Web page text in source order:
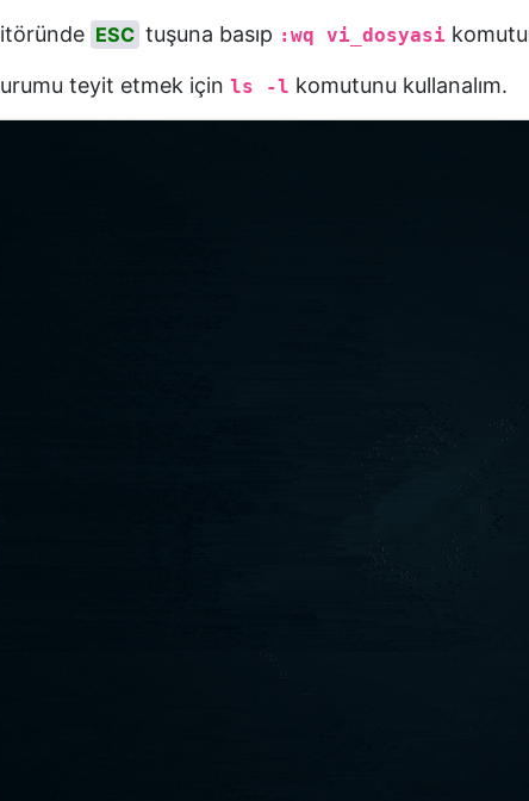
ESC tuşuna basıp :wq vi_dosyasi
teyit etmek için ls -l komutunu kullanalım.